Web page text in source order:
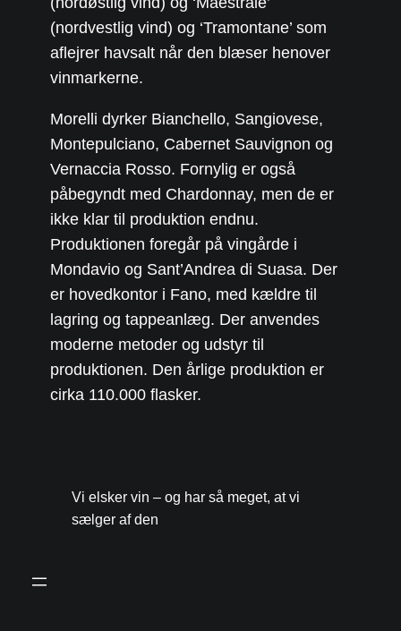
(nordvestlig vind) og ‘Tramontane’ som
aflejrer havsalt når den blæser henover
vinmarkerne.
Morelli dyrker Bianchello, Sangiovese,
Montepulciano, Cabernet Sauvignon og
Vernaccia Rosso. Fornylig er også
påbegyndt med Chardonnay, men de er
ikke klar til produktion endnu.
Produktionen foregår på vingårde i
Mondavio og Sant’Andrea di Suasa. Der
er hovedkontor i Fano, med kældre til
lagring og tappeanlæg. Der anvendes
moderne metoder og udstyr til
produktionen. Den årlige produktion er
cirka 110.000 flasker.
Vi elsker vin – og har så meget, at vi
sælger af den